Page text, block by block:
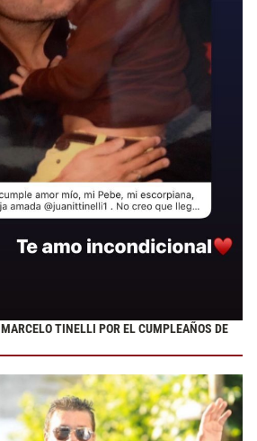
TINELLI POR EL CUMPLEAÑOS DE